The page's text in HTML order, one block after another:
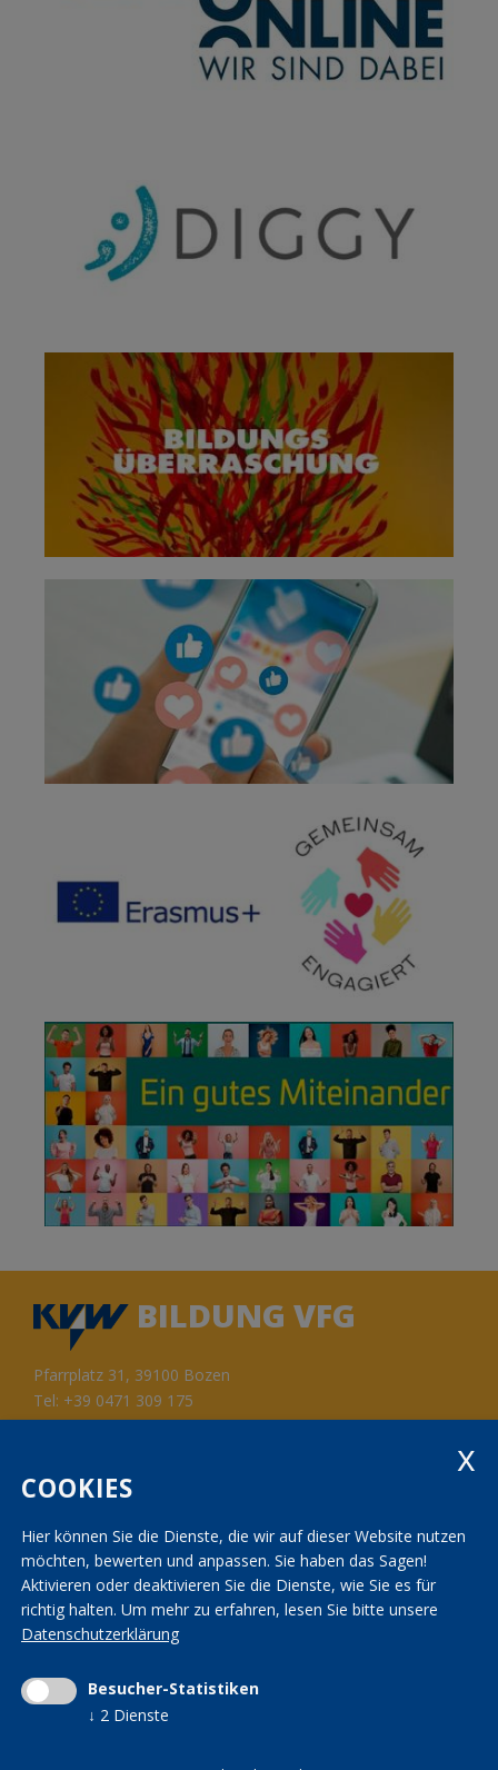
BILDUNG VFG
Pfarrplatz 31, 39100 Bozen
Tel: +39 0471 309 175
Fax: +39 0471 982 867
Kontakt
AGBs
Seminarräume
Transparenzbestimmungen
KVW Reisen
KVW Patronat
Impressum |Privacy
Mwst.-Nr. 01590700215 | St.-Nr. 01590700215 |
kvwbildung@pec.rolmail.net
COOKIES
Hier können Sie die Dienste, die wir auf dieser Website nutzen
möchten, bewerten und anpassen. Sie haben das Sagen!
Aktivieren oder deaktivieren Sie die Dienste, wie Sie es für
richtig halten. Um mehr zu erfahren, lesen Sie bitte unsere
Datenschutzerklärung
Besucher-Statistiken
↓ 2 Dienste